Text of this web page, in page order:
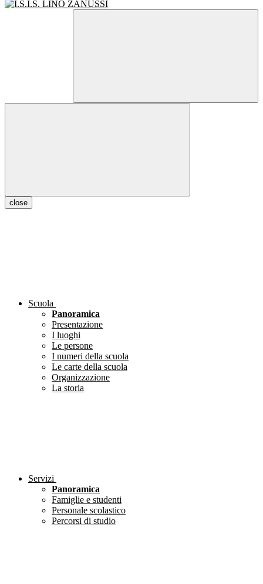
close
Scuola
Panoramica
Presentazione
I luoghi
Le persone
I numeri della scuola
Le carte della scuola
Organizzazione
La storia
Servizi
Panoramica
Famiglie e studenti
Personale scolastico
Percorsi di studio